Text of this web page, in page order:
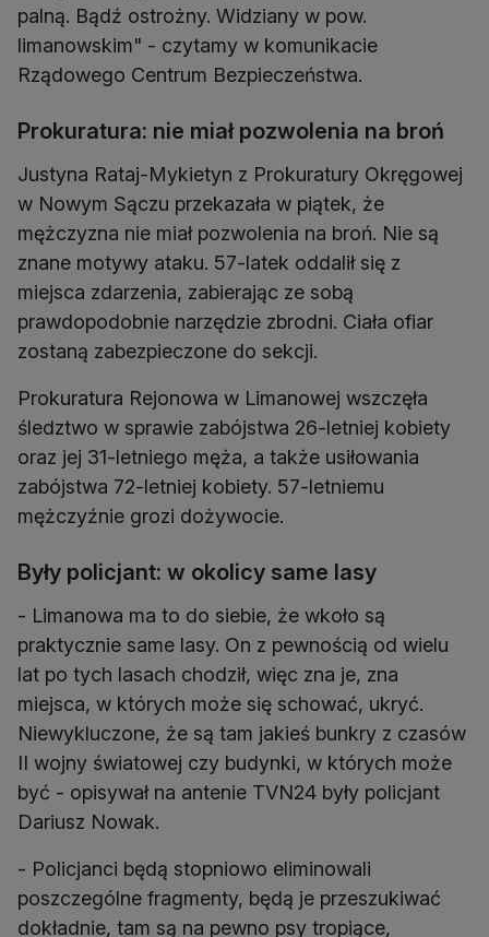
palną. Bądź ostrożny. Widziany w pow.
limanowskim" - czytamy w komunikacie
Rządowego Centrum Bezpieczeństwa.
Prokuratura: nie miał pozwolenia na broń
Justyna Rataj-Mykietyn z Prokuratury Okręgowej
w Nowym Sączu przekazała w piątek, że
mężczyzna nie miał pozwolenia na broń. Nie są
znane motywy ataku. 57-latek oddalił się z
miejsca zdarzenia, zabierając ze sobą
prawdopodobnie narzędzie zbrodni. Ciała ofiar
zostaną zabezpieczone do sekcji.
Prokuratura Rejonowa w Limanowej wszczęła
śledztwo w sprawie zabójstwa 26-letniej kobiety
oraz jej 31-letniego męża, a także usiłowania
zabójstwa 72-letniej kobiety. 57-letniemu
mężczyźnie grozi dożywocie.
Były policjant: w okolicy same lasy
- Limanowa ma to do siebie, że wkoło są
praktycznie same lasy. On z pewnością od wielu
lat po tych lasach chodził, więc zna je, zna
miejsca, w których może się schować, ukryć.
Niewykluczone, że są tam jakieś bunkry z czasów
II wojny światowej czy budynki, w których może
być - opisywał na antenie TVN24 były policjant
Dariusz Nowak.
- Policjanci będą stopniowo eliminowali
poszczególne fragmenty, będą je przeszukiwać
dokładnie, tam są na pewno psy tropiące,